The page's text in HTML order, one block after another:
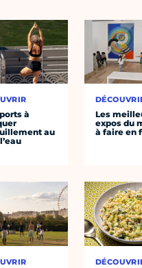
à
au
Les
expos du
à faire en